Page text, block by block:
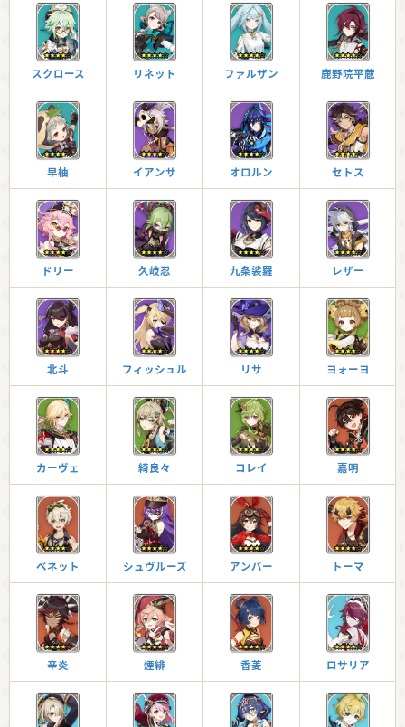
スクロース リネット ファルザン 鹿野院平蔵
早柚 イアンサ オロルン セトス
ドリー 久岐忍 九条裟羅 レザー
北斗 フィッシュル リサ ヨォーヨ
カーヴェ 綺良々 コレイ 嘉明
ベネット シュヴルーズ アンバー トーマ
辛炎 煙緋 香菱 ロサリア